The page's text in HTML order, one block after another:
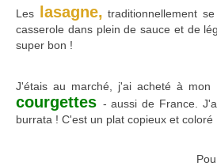
Les lasagne, traditionnellement
casserole dans plein de sauce et de
super bon !
J'étais au marché, j'ai acheté à mon
courgettes - aussi de France.
burrata ! C'est un plat copieux et coloré